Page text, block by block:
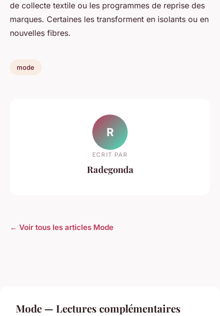
de collecte textile ou les programmes de reprise des
marques. Certaines les transforment en isolants ou en
nouvelles fibres.
mode
R
ECRIT PAR
Radegonda
← Voir tous les articles Mode
Mode — Lectures complémentaires